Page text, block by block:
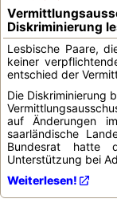
Diskriminierung
Lesbische Paare,
keiner
entschied der
Die Diskriminierung
auf Änderungen
saarländische
Bundesrat hatte
Unterstützung bei
Weiterlesen!